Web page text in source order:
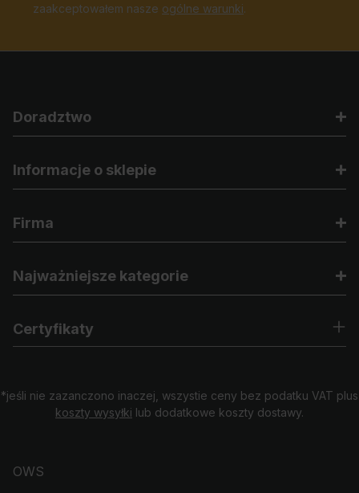
zaakceptowałem nasze ogólne warunki.
Doradztwo
Informacje o sklepie
Firma
Najważniejsze kategorie
Certyfikaty
*jeśli nie zazanczono inaczej, wszystie ceny bez podatku VAT plus
koszty wysyłki lub dodatkowe koszty dostawy.
OWS